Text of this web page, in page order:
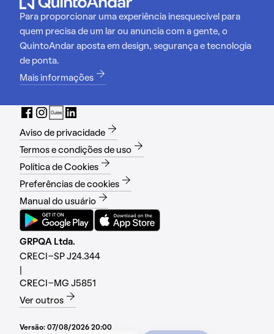
Para proporcionar uma experiência inesquecível para
quem precisa de um lar ou anuncia com a gente, o
QuintoAndar aposta em design, segurança e tecnologia
de ponta.
Mais informações
Aviso de privacidade
Termos e condições de uso
Política de Cookies
Preferências de cookies
Manual do usuário
GRPQA Ltda.
CRECI-SP J24.344
CRECI-MG J5851
Ver outros
Versão: 07/08/2026 20:00